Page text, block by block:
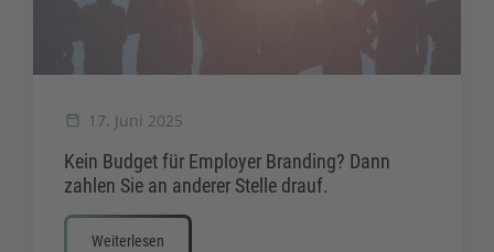
17. Juni 2025
Kein Budget für Employer Branding? Dann
zahlen Sie an anderer Stelle drauf.
Weiterlesen